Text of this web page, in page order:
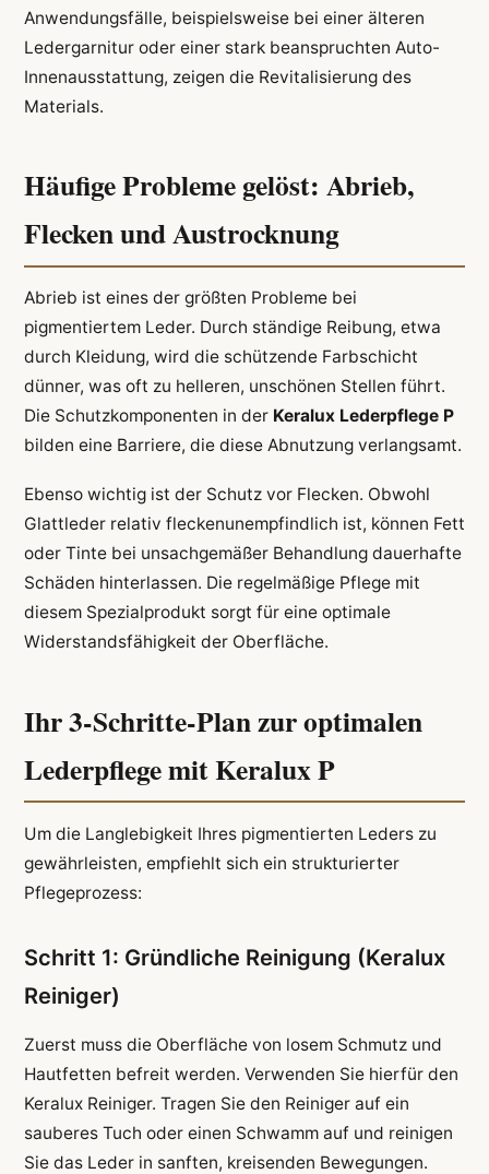
Anwendungsfälle, beispielsweise bei einer älteren
Ledergarnitur oder einer stark beanspruchten Auto-
Innenausstattung, zeigen die Revitalisierung des
Materials.
Häufige Probleme gelöst: Abrieb,
Flecken und Austrocknung
Abrieb ist eines der größten Probleme bei
pigmentiertem Leder. Durch ständige Reibung, etwa
durch Kleidung, wird die schützende Farbschicht
dünner, was oft zu helleren, unschönen Stellen führt.
Die Schutzkomponenten in der Keralux Lederpflege P
bilden eine Barriere, die diese Abnutzung verlangsamt.
Ebenso wichtig ist der Schutz vor Flecken. Obwohl
Glattleder relativ fleckenunempfindlich ist, können Fett
oder Tinte bei unsachgemäßer Behandlung dauerhafte
Schäden hinterlassen. Die regelmäßige Pflege mit
diesem Spezialprodukt sorgt für eine optimale
Widerstandsfähigkeit der Oberfläche.
Ihr 3-Schritte-Plan zur optimalen
Lederpflege mit Keralux P
Um die Langlebigkeit Ihres pigmentierten Leders zu
gewährleisten, empfiehlt sich ein strukturierter
Pflegeprozess:
Schritt 1: Gründliche Reinigung (Keralux
Reiniger)
Zuerst muss die Oberfläche von losem Schmutz und
Hautfetten befreit werden. Verwenden Sie hierfür den
Keralux Reiniger. Tragen Sie den Reiniger auf ein
sauberes Tuch oder einen Schwamm auf und reinigen
Sie das Leder in sanften, kreisenden Bewegungen.